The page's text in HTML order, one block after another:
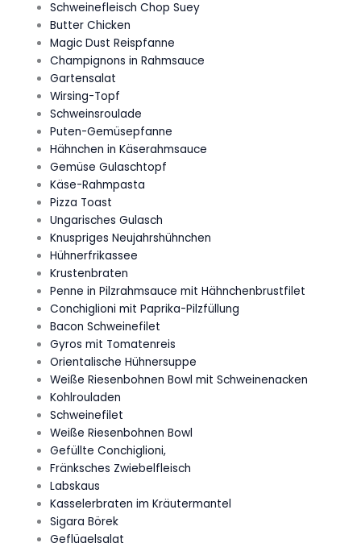
Schweinefleisch Chop Suey
Butter Chicken
Magic Dust Reispfanne
Champignons in Rahmsauce
Gartensalat
Wirsing-Topf
Schweinsroulade
Puten-Gemüsepfanne
Hähnchen in Käserahmsauce
Gemüse Gulaschtopf
Käse-Rahmpasta
Pizza Toast
Ungarisches Gulasch
Knuspriges Neujahrshühnchen
Hühnerfrikassee
Krustenbraten
Penne in Pilzrahmsauce mit Hähnchenbrustfilet
Conchiglioni mit Paprika-Pilzfüllung
Bacon Schweinefilet
Gyros mit Tomatenreis
Orientalische Hühnersuppe
Weiße Riesenbohnen Bowl mit Schweinenacken
Kohlrouladen
Schweinefilet
Weiße Riesenbohnen Bowl
Gefüllte Conchiglioni,
Fränksches Zwiebelfleisch
Labskaus
Kasselerbraten im Kräutermantel
Sigara Börek
Geflügelsalat